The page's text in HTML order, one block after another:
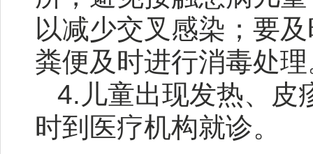
以减少交叉感染；要
粪便及时进行消毒处
4.儿童出现发热、皮
时到医疗机构就诊。